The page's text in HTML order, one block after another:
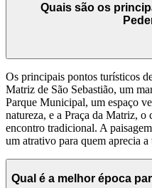
Quais são os
Os principais pontos turísticos
Matriz de São Sebastião, um
Parque Municipal, um espaço
natureza, e a Praça da Matriz, o
encontro tradicional. A
um atrativo para quem aprecia
Qual é a melhor época